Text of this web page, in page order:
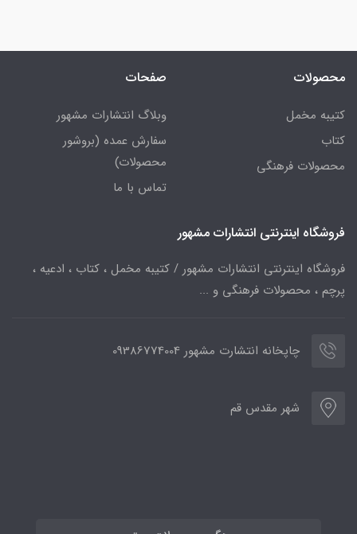
محصولات
کتیبه مخمل
کتاب
محصولات فرهنگی
صفحات
وبلاگ انتشارات مشهور
سفارش عمده (بروشور
محصولات)
تماس با ما
فروشگاه اینترنتی انتشارات مشهور
فروشگاه اینترنتی انتشارات مشهور / کتیبه مخمل ، کتاب ، ادعیه ،
پرچم ، محصولات فرهنگی و ...
چاپخانه انتشارت مشهور 09386774004
شهر مقدس قم